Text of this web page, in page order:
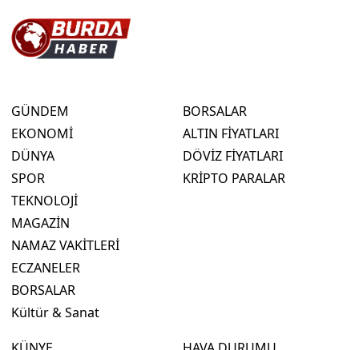
GÜNDEM
EKONOMİ
DÜNYA
SPOR
TEKNOLOJİ
MAGAZİN
NAMAZ VAKİTLERİ
ECZANELER
BORSALAR
Kültür & Sanat
BORSALAR
ALTIN FİYATLARI
DÖVİZ FİYATLARI
KRİPTO PARALAR